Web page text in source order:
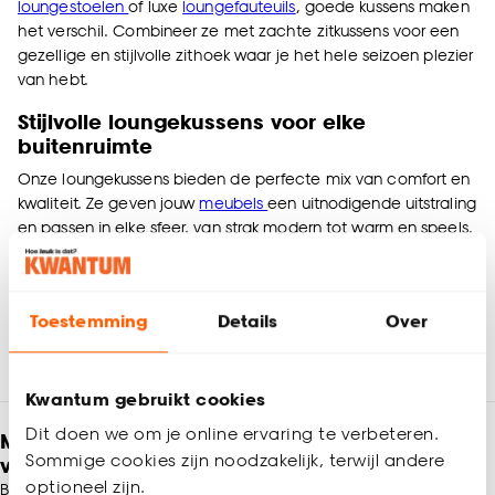
Toestemming Details Over
Kwantum gebruikt cookies
Dit doen we om je online ervaring te verbeteren.
Sommige cookies zijn noodzakelijk, terwijl andere
optioneel zijn.
loungestoelenof luxeloungefauteuils, goede kussens maken
het verschil. Combineer ze met zachte zitkussens voor een
gezellige en stijlvolle zithoek waar je het hele seizoen plezier
van hebt.
Stijlvolle loungekussens voor elke
buitenruimte
Onze loungekussens bieden de perfecte mix van comfort en
kwaliteit. Ze geven jouwmeubelseen uitnodigende uitstraling
en passen in elke sfeer, van strak modern tot warm en speels.
En met de scherpe prijzen en trendy designs van Kwantum
maak je jouw buitenplekje compleet zonder te veel te
Meld je aan en ontvang € 5,- korting op je
volgende bestelling
Blijf per e-mail op de hoogte van leuke aanbiedingen, inspiratie